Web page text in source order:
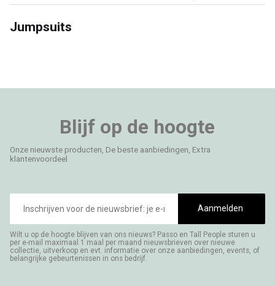
Jumpsuits
Blijf op de hoogte
Onze nieuwste producten, De beste aanbiedingen, Extra
klantenvoordeel
mailadres
Aanmelden
Wilt u op de hoogte blijven van ons nieuws? Passo en Tall People sturen u
per e-mail maximaal 1 maal per maand nieuwsbrieven over nieuwe
collectie, uitverkoop en evt. informatie over onze aanbiedingen, events, of
belangrijke gebeurtenissen in ons bedrijf.